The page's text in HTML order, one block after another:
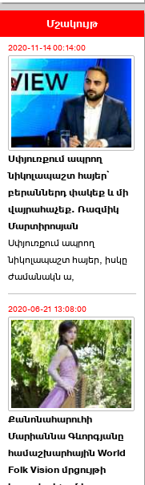
կհեռանա ›››
2026-07-01 00:08:00
Աննա Վարդապետյանն
ուղերձ է հղել ›››
2026-06-25 23:21:00
Պաշտոնակռիվը սկսված
է. «Հրապարակ» ›››
2026-06-25 17:13:00
ԱԺ նախագահի
Մշակույթ
2020-11-14 00:14:00
Սփյուռքում ապրող
նիկոլապաշտ հայեր՝
բերաններդ փակեք և մի
վայրահաչեք. Ռազմիկ
Մարտիրոսյան
Սփյուռքում ապրող
նիկոլապաշտ հայեր, իսկը
ժամանակն ա,
2020-06-21 13:08:00
Քանոնահարուհի
Մարիաննա Գևորգյանը
համաշխարհային World
Folk Vision մրցույթի